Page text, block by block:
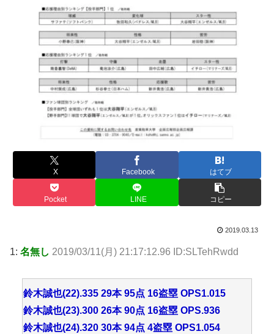
X Facebook はてブ
Pocket LINE コピー
2019.03.13
1: 名無し 2019/03/11(月) 21:17:12.96 ID:SLTehRwdd
鈴木誠也(22).335 29本 95点 16盗塁 OPS1.015
鈴木誠也(23).300 26本 90点 16盗塁 OPS.936
鈴木誠也(24).320 30本 94点 4盗塁 OPS1.054